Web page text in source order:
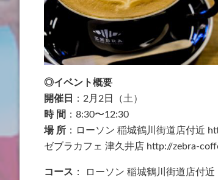
◎イベント概要
開催日
：2月2日（土）
時 間 ：8:30〜12:30
場 所 ：ローソン 稲城鶴川街道店付近
ゼブラカフェ 津久井店 http://zebra-
コース ： ローソン 稲城鶴川街道店付